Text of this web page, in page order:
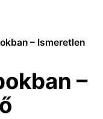
– Ismeretlen
–